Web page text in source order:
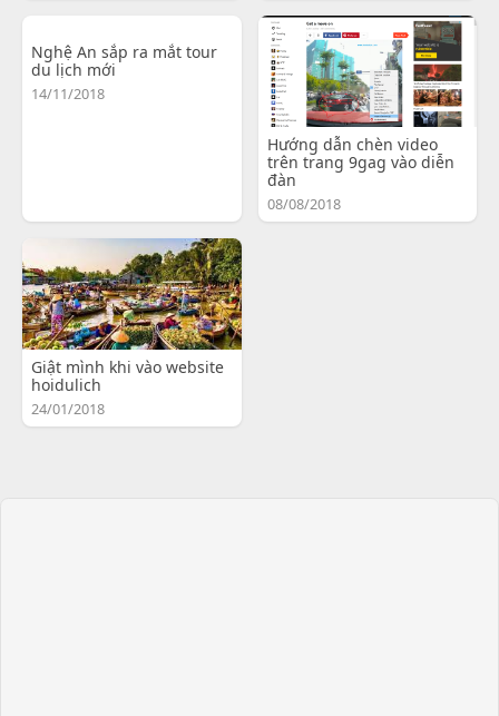
Nghệ An sắp ra mắt tour
du lịch mới
14/11/2018
Hướng dẫn chèn video
trên trang 9gag vào diễn
đàn
08/08/2018
Giật mình khi vào website
hoidulich
24/01/2018